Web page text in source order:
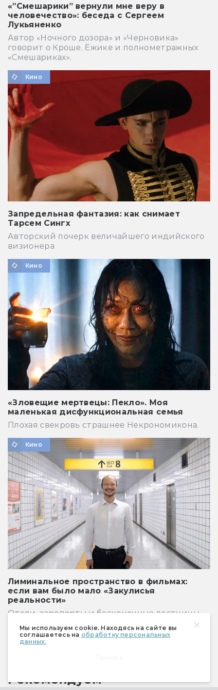
Мы используем cookie. Находясь на сайте вы
соглашаетесь на обработку персональных
данных.
«”Смешарики” вернули мне веру в
человечество»: беседа с Сергеем
Лукьяненко
Автор «Ночного дозора» и «Черновика»
говорит о Кроше, Ёжике и полнометражных
«Смешариках».
Кино
Запредельная фантазия: как снимает
Тарсем Сингх
Авторский почерк величайшего индийского
визионера
Кино
«Зловещие мертвецы: Пекло». Моя
маленькая дисфункциональная семья
Плохая свекровь страшнее Некрономикона.
Кино
Лиминальное пространство в фильмах:
если вам было мало «Закулисья
реальности»
Отели, аэропорты и бесконечные лестницы
Показать ещё
Рекомендуем